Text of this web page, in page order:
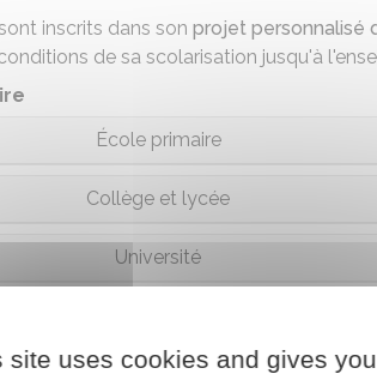
inscrits dans son projet personnalisé
de sa scolarisation jusqu'à
École primaire
Collège et lycée
Université
dans un
site uses cookies and gives